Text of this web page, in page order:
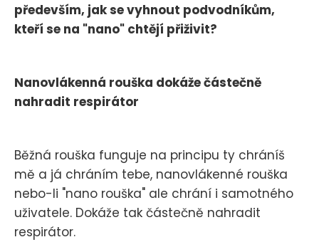
především, jak se vyhnout podvodníkům,
kteří se na "nano" chtějí přiživit?
Nanovlákenná rouška dokáže částečně
nahradit respirátor
Běžná rouška funguje na principu ty chráníš
mě a já chráním tebe, nanovlákenné rouška
nebo-li "nano rouška" ale chrání i samotného
uživatele. Dokáže tak částečně nahradit
respirátor.